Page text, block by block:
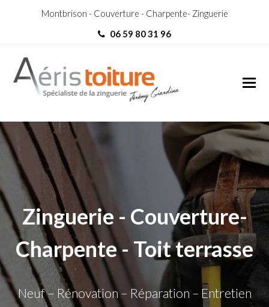
Montbrison - Couverture - Charpente- Zinguerie
06 59 80 31 96
Zinguerie - Couverture-
Charpente - Toit terrasse
Neuf – Rénovation – Réparation – Entretien